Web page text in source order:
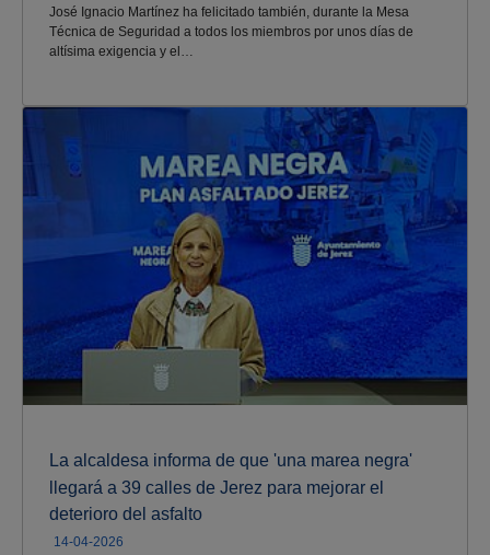
José Ignacio Martínez ha felicitado también, durante la Mesa
Técnica de Seguridad a todos los miembros por unos días de
altísima exigencia y el…
La alcaldesa informa de que 'una marea negra'
llegará a 39 calles de Jerez para mejorar el
deterioro del asfalto
14-04-2026